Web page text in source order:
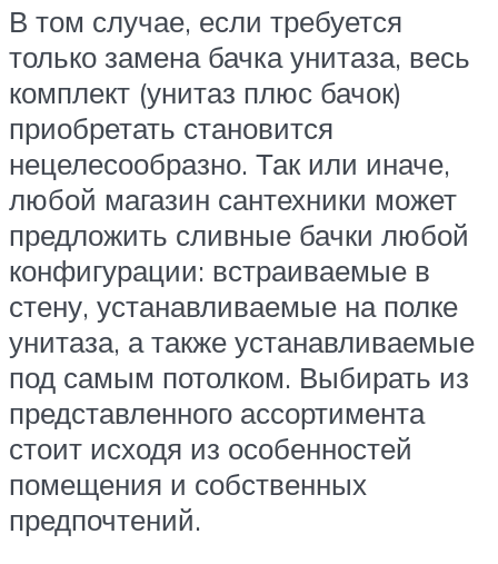
В том случае, если требуется
только замена бачка унитаза, весь
комплект (унитаз плюс бачок)
приобретать становится
нецелесообразно. Так или иначе,
любой магазин сантехники может
предложить сливные бачки любой
конфигурации: встраиваемые в
стену, устанавливаемые на полке
унитаза, а также устанавливаемые
под самым потолком. Выбирать из
представленного ассортимента
стоит исходя из особенностей
помещения и собственных
предпочтений.